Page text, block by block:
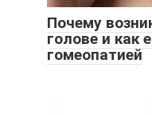
Почему
голове и как
гомеопатией